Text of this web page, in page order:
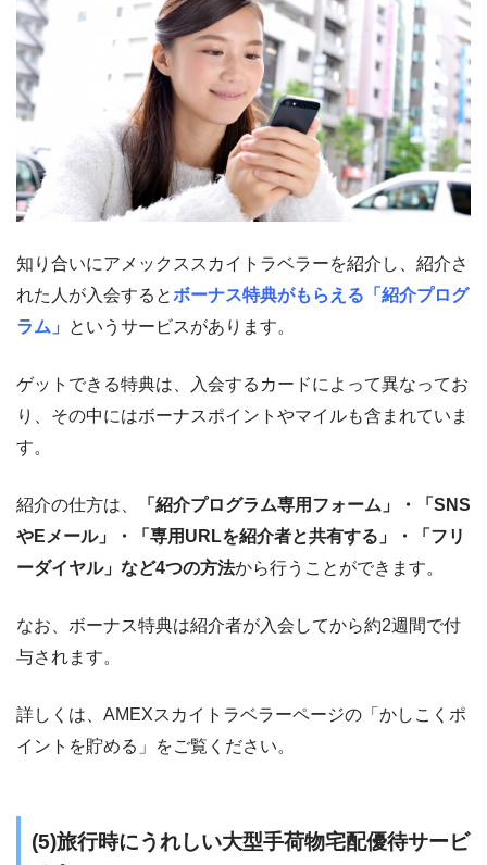
知り合いにアメックススカイトラベラーを紹介し、紹介さ
れた人が入会するとボーナス特典がもらえる「紹介プログ
ラム」
というサービスがあります。
ゲットできる特典は、入会するカードによって異なってお
り、その中にはボーナスポイントやマイルも含まれていま
す。
紹介の仕方は、
「紹介プログラム専用フォーム」・「SNS
やEメール」・「専用URLを紹介者と共有する」・「フリ
ーダイヤル」など4つの方法から行うことができます。
なお、ボーナス特典は紹介者が入会してから約2週間で付
与されます。
詳しくは、AMEXスカイトラベラーページの「かしこくポ
イントを貯める」をご覧ください。
(5)旅行時にうれしい大型手荷物宅配優待サービ